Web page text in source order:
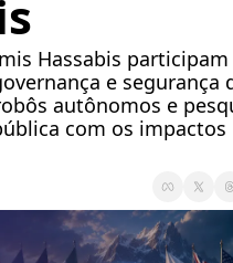
Hassabis
e segurança
autônomos e
com os impactos